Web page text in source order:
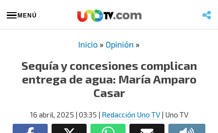
MENÚ
Inicio » Opinión »
Sequía y concesiones complican
entrega de agua: María Amparo
Casar
16 abril, 2025 | 03:35 | Redacción Uno TV| Uno TV